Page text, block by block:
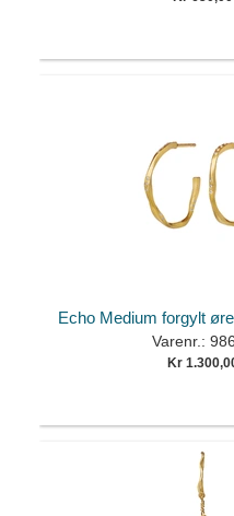
Echo Medium forgylt
Varenr.:
Kr